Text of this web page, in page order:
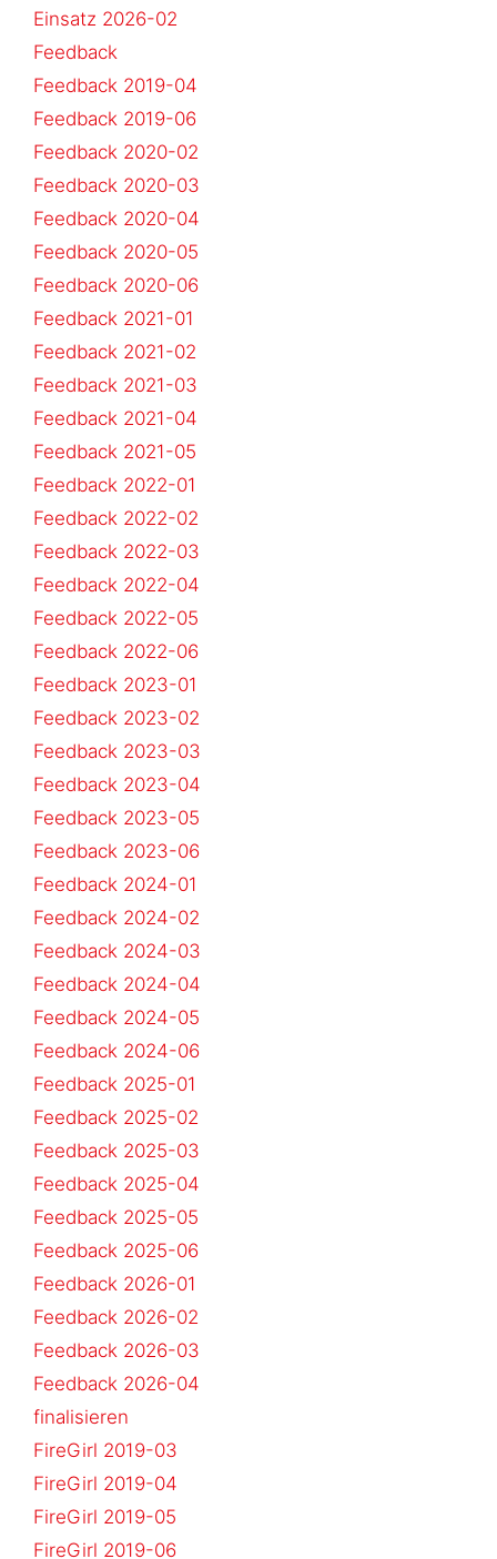
Einsatz 2026-02
Feedback
Feedback 2019-04
Feedback 2019-06
Feedback 2020-02
Feedback 2020-03
Feedback 2020-04
Feedback 2020-05
Feedback 2020-06
Feedback 2021-01
Feedback 2021-02
Feedback 2021-03
Feedback 2021-04
Feedback 2021-05
Feedback 2022-01
Feedback 2022-02
Feedback 2022-03
Feedback 2022-04
Feedback 2022-05
Feedback 2022-06
Feedback 2023-01
Feedback 2023-02
Feedback 2023-03
Feedback 2023-04
Feedback 2023-05
Feedback 2023-06
Feedback 2024-01
Feedback 2024-02
Feedback 2024-03
Feedback 2024-04
Feedback 2024-05
Feedback 2024-06
Feedback 2025-01
Feedback 2025-02
Feedback 2025-03
Feedback 2025-04
Feedback 2025-05
Feedback 2025-06
Feedback 2026-01
Feedback 2026-02
Feedback 2026-03
Feedback 2026-04
finalisieren
FireGirl 2019-03
FireGirl 2019-04
FireGirl 2019-05
FireGirl 2019-06